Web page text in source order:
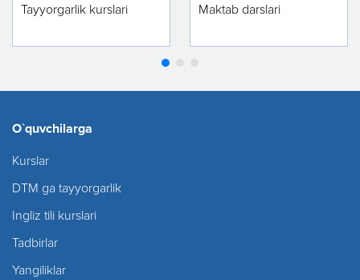
Tayyorgarlik kurslari
Maktab darslari
O`quvchilarga
Kurslar
DTM ga tayyorgarlik
Ingliz tili kurslari
Tadbirlar
Yangiliklar